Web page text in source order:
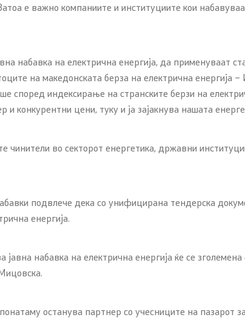
е важно компаниите и институциите кои
набавка на електрична енергија, да применуваат
на македонската берза на електрична
според индексирање на странските берзи на
конкурентни цени, туку и ја зајакнува нашата
во секторот енергетика, државни
подвлече дека со унифицирана тендерска
енергија.
набавка на електрична енергија ќе се
останува партнер со учесниците на пазарот